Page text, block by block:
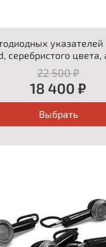
указателей
серебристого цвета,
22 500 ₽
18 400 ₽
Выбрать